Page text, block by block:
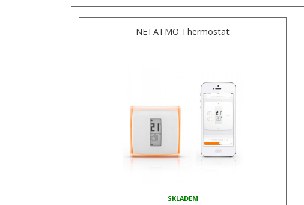
NETATMO Thermostat
SKLADEM